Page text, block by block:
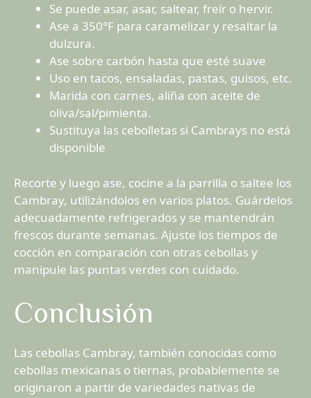
Se puede asar, asar, saltear, freír o hervir.
Ase a 350°F para caramelizar y resaltar la
dulzura.
Ase sobre carbón hasta que esté suave
Uso en tacos, ensaladas, pastas, guisos, etc.
Marida con carnes, aliña con aceite de
oliva/sal/pimienta.
Sustituya las cebolletas si Cambrays no está
disponible
Recorte y luego ase, cocine a la parrilla o saltee los
Cambray, utilizándolos en varios platos. Guárdelos
adecuadamente refrigerados y se mantendrán
frescos durante semanas. Ajuste los tiempos de
cocción en comparación con otras cebollas y
manipule las puntas verdes con cuidado.
Conclusión
Las cebollas Cambray, también conocidas como
cebollas mexicanas o tiernas, probablemente se
originaron a partir de variedades nativas de